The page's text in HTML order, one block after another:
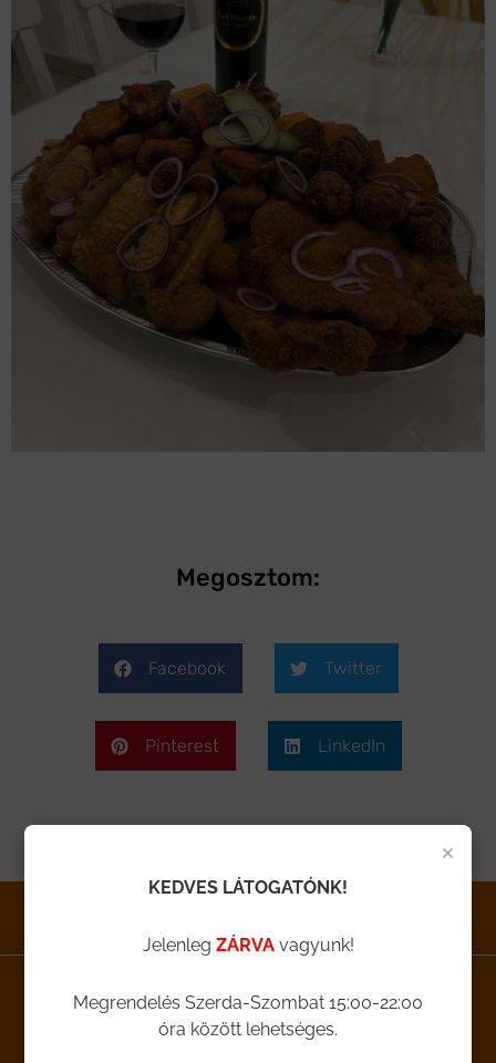
Megosztom:
Facebook Twitter
Pinterest LinkedIn
Általános Szerződési Feltételek
Adatvédelem
×
KEDVES LÁTOGATÓNK!
Jelenleg ZÁRVAvagyunk!
Megrendelés Szerda-Szombat 15:00-22:00
óra között lehetséges.